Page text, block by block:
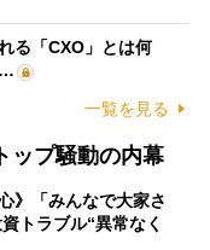
る「CXO」とは何
…
一覧を見る
ップ騒動の内幕
》「みんなで大家さ
トラブル“異常なく